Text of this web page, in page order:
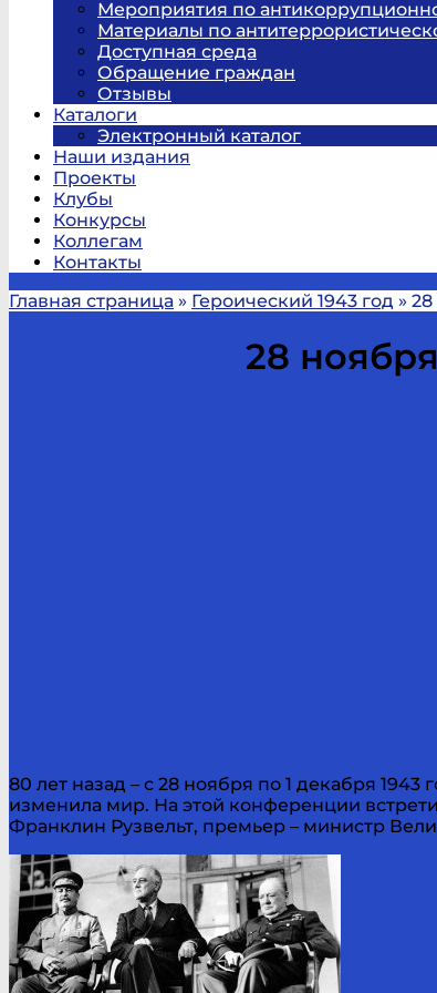
Мероприятия по
Материалы по
Доступная среда
Обращение граждан
Отзывы
Каталоги
Электронный каталог
Наши издания
Проекты
Клубы
Конкурсы
Коллегам
Контакты
Главная страница » Героический 1943 год »
28
80 лет назад – с 28 ноября по 1 декабря
изменила мир. На этой конференции
Франклин Рузвельт, премьер – министр